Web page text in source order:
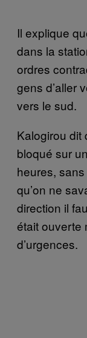
Il explique
dans la
ordres
gens d’aller
vers le sud.
Kalogirou dit
bloqué sur
heures,
qu’on ne
direction il
était ouverte
d’urgences.